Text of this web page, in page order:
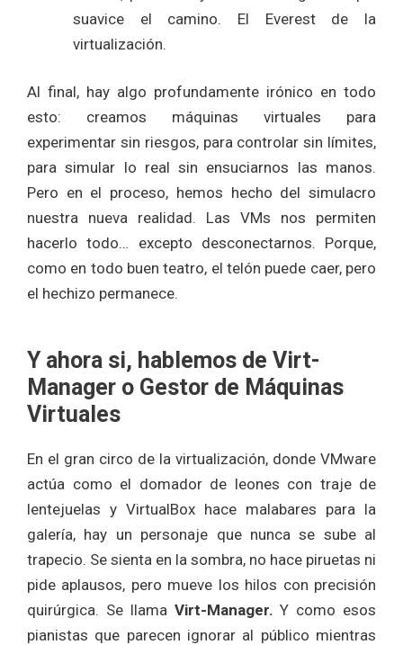
suavice el camino. El Everest de la
virtualización.
Al final, hay algo profundamente irónico en todo
esto: creamos máquinas virtuales para
experimentar sin riesgos, para controlar sin límites,
para simular lo real sin ensuciarnos las manos.
Pero en el proceso, hemos hecho del simulacro
nuestra nueva realidad. Las VMs nos permiten
hacerlo todo… excepto desconectarnos. Porque,
como en todo buen teatro, el telón puede caer, pero
el hechizo permanece.
Y ahora si, hablemos de Virt-
Manager o Gestor de Máquinas
Virtuales
En el gran circo de la virtualización, donde VMware
actúa como el domador de leones con traje de
lentejuelas y VirtualBox hace malabares para la
galería, hay un personaje que nunca se sube al
trapecio. Se sienta en la sombra, no hace piruetas ni
pide aplausos, pero mueve los hilos con precisión
quirúrgica. Se llama Virt-Manager. Y como esos
pianistas que parecen ignorar al público mientras